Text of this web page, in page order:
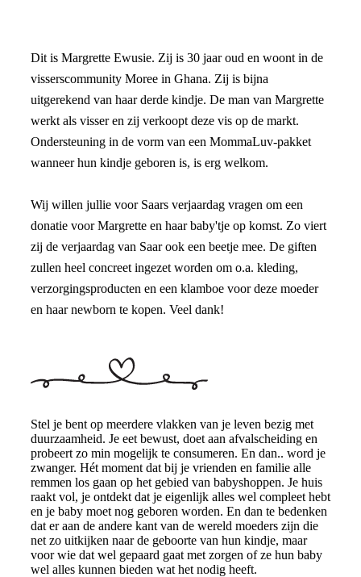
Dit is Margrette Ewusie. Zij is 30 jaar oud en woont in de
visserscommunity Moree in Ghana. Zij is bijna
uitgerekend van haar derde kindje. De man van Margrette
werkt als visser en zij verkoopt deze vis op de markt.
Ondersteuning in de vorm van een MommaLuv-pakket
wanneer hun kindje geboren is, is erg welkom.
Wij willen jullie voor Saars verjaardag vragen om een
donatie voor Margrette en haar baby'tje op komst. Zo viert
zij de verjaardag van Saar ook een beetje mee. De giften
zullen heel concreet ingezet worden om o.a. kleding,
verzorgingsproducten en een klamboe voor deze moeder
en haar newborn te kopen. Veel dank!
Stel je bent op meerdere vlakken van je leven bezig met
duurzaamheid. Je eet bewust, doet aan afvalscheiding en
probeert zo min mogelijk te consumeren. En dan.. word je
zwanger. Hét moment dat bij je vrienden en familie alle
remmen los gaan op het gebied van babyshoppen. Je huis
raakt vol, je ontdekt dat je eigenlijk alles wel compleet hebt
en je baby moet nog geboren worden. En dan te bedenken
dat er aan de andere kant van de wereld moeders zijn die
net zo uitkijken naar de geboorte van hun kindje, maar
voor wie dat wel gepaard gaat met zorgen of ze hun baby
wel alles kunnen bieden wat het nodig heeft.